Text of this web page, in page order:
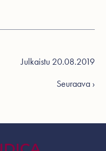
Julkaistu 20.08.2019
Seuraava ›